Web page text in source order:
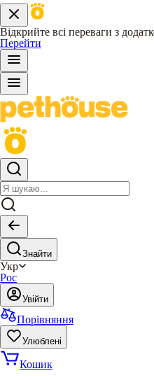
Відкрийте всі переваги з
Перейти
Знайти
Укр
Рос
Увійти
Порівняння
Улюблені
Кошик